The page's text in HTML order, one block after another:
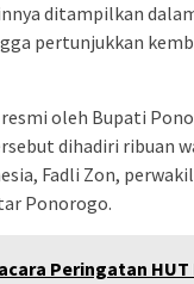
ditampilkan
pertunjukkan
oleh Bupati
dihadiri ribuan
Fadli Zon,
Ponorogo.
Peringatan HUT